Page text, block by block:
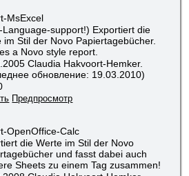
MsExcel
Language-support!) Exportiert die
im Stil der Novo Papiertagebücher.
a Novo style report.
Claudia Hakvoort-Hemker.
обновление: 19.03.2010)
Предпросмотр
OpenOffice-Calc
die Werte im Stil der Novo
und fasst dabei auch
Sheets zu einem Tag zusammen!